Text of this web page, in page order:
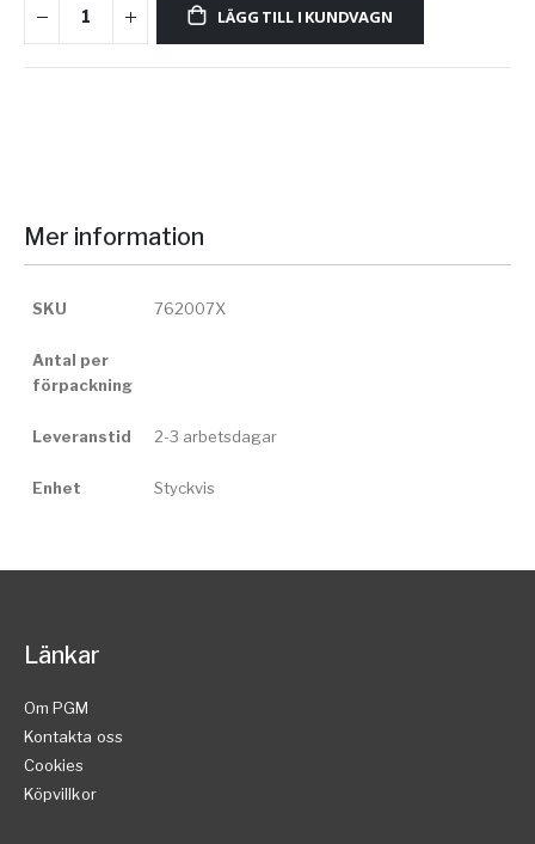
LÄGG TILL I KUNDVAGN
Mer information
SKU 762007X
Antal per
förpackning
Leveranstid 2-3 arbetsdagar
Enhet Styckvis
Länkar
Om PGM
Kontakta oss
Cookies
Köpvillkor